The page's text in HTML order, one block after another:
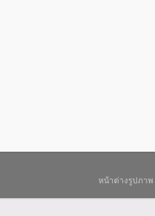
หน้าต่างรูปภา